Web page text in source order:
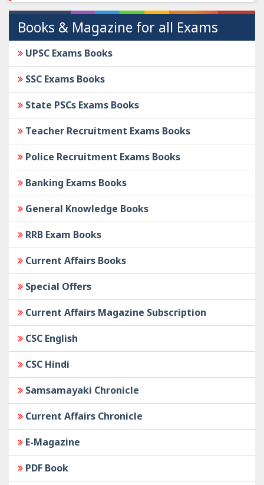
Books & Magazine for all Exams
UPSC Exams Books
SSC Exams Books
State PSCs Exams Books
Teacher Recruitment Exams Books
Police Recruitment Exams Books
Banking Exams Books
General Knowledge Books
RRB Exam Books
Current Affairs Books
Special Offers
Current Affairs Magazine Subscription
CSC English
CSC Hindi
Samsamayaki Chronicle
Current Affairs Chronicle
E-Magazine
PDF Book